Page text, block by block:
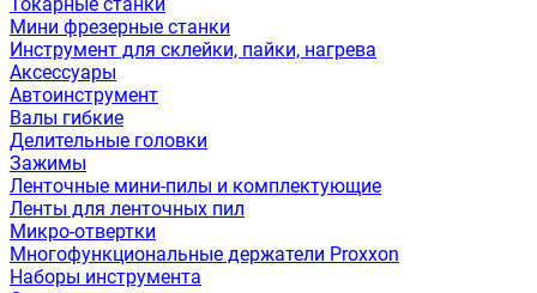
Мини фрезерные станки
Инструмент для склейки, пайки, нагрева
Аксессуары
Автоинструмент
Валы гибкие
Делительные головки
Зажимы
Ленточные мини-пилы и комплектующие
Ленты для ленточных пил
Микро-отвертки
Многофункциональные держатели Proxxon
Наборы инструмента